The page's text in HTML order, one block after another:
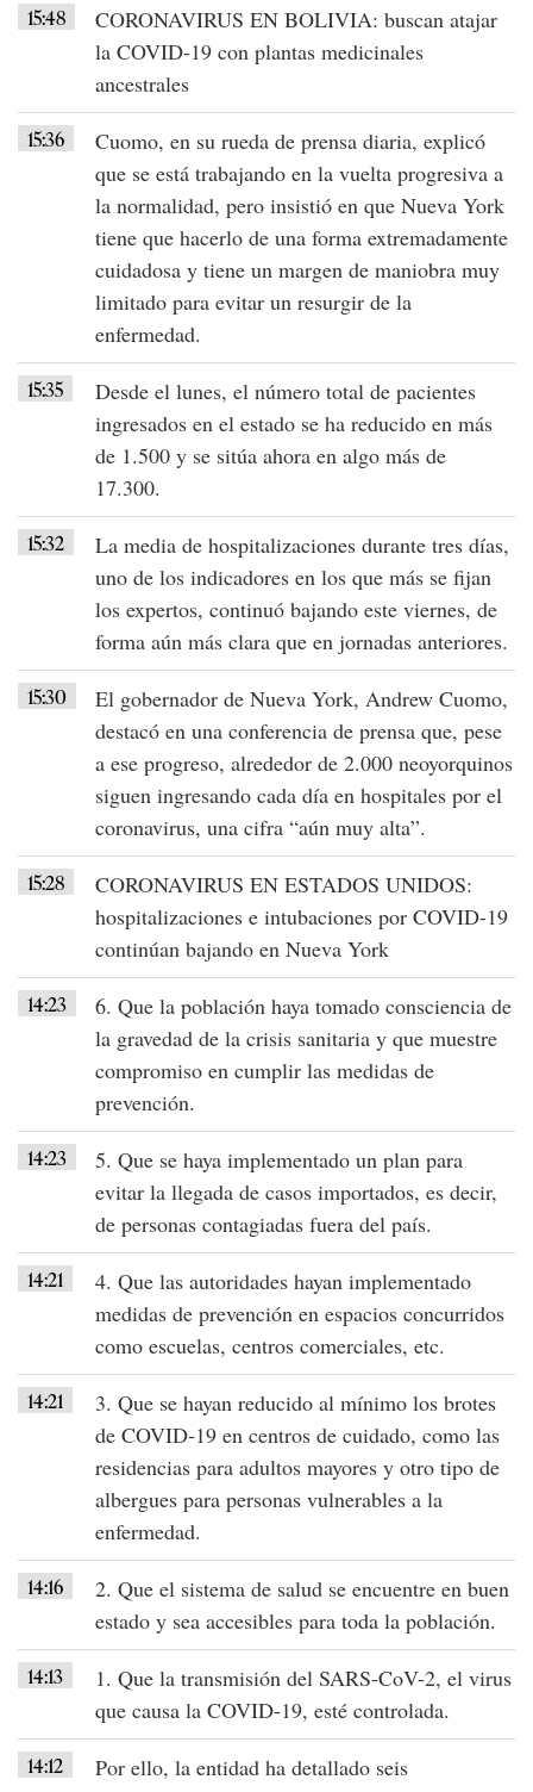
15:48
CORONAVIRUS EN BOLIVIA: buscan atajar
la COVID-19 con plantas medicinales
ancestrales
15:36
Cuomo, en su rueda de prensa diaria, explicó
que se está trabajando en la vuelta progresiva a
la normalidad, pero insistió en que Nueva York
tiene que hacerlo de una forma extremadamente
cuidadosa y tiene un margen de maniobra muy
limitado para evitar un resurgir de la
enfermedad.
15:35
Desde el lunes, el número total de pacientes
ingresados en el estado se ha reducido en más
de 1.500 y se sitúa ahora en algo más de
17.300.
15:32
La media de hospitalizaciones durante tres días,
uno de los indicadores en los que más se fijan
los expertos, continuó bajando este viernes, de
forma aún más clara que en jornadas anteriores.
15:30
El gobernador de Nueva York, Andrew Cuomo,
destacó en una conferencia de prensa que, pese
a ese progreso, alrededor de 2.000 neoyorquinos
siguen ingresando cada día en hospitales por el
coronavirus, una cifra “aún muy alta”.
15:28
CORONAVIRUS EN ESTADOS UNIDOS:
hospitalizaciones e intubaciones por COVID-19
continúan bajando en Nueva York
14:23
6. Que la población haya tomado consciencia de
la gravedad de la crisis sanitaria y que muestre
compromiso en cumplir las medidas de
prevención.
14:23
5. Que se haya implementado un plan para
evitar la llegada de casos importados, es decir,
de personas contagiadas fuera del país.
14:21
4. Que las autoridades hayan implementado
medidas de prevención en espacios concurridos
como escuelas, centros comerciales, etc.
14:21
3. Que se hayan reducido al mínimo los brotes
de COVID-19 en centros de cuidado, como las
residencias para adultos mayores y otro tipo de
albergues para personas vulnerables a la
enfermedad.
14:16
2. Que el sistema de salud se encuentre en buen
estado y sea accesibles para toda la población.
14:13
1. Que la transmisión del SARS-CoV-2, el virus
que causa la COVID-19, esté controlada.
14:12
Por ello, la entidad ha detallado seis